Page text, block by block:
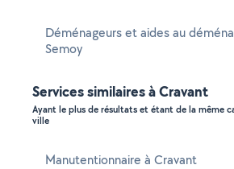
Déménageurs et aides au
Semoy
Services similaires à Cravant
Ayant le plus de résultats et étant de la même
ville
Manutentionnaire à Cravant